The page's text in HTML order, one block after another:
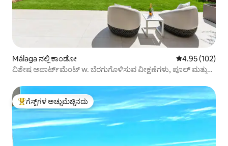
Málaga ನಲ್ಲಿ ಕಾಂಡೋ 5 ರಲ್ಲಿ 4.95
4.95 (102)
ವಿಶೇಷ ಅಪಾರ್ಟ್‌ಮೆಂಟ್ w. ಬೆರಗುಗೊಳಿಸುವ ವೀಕ್ಷಣೆಗಳು, ಪೂಲ್ ಮತ್ತು
ಗೆಸ್ಟ್‌ಗಳಿಗೆ ಅತಿ ಹೆಚ್ಚು ಅಚ್ಚುಮೆಚ್ಚಿನದು
ಗೆಸ್ಟ್‌ಗಳ ಅಚ್ಚುಮೆಚ್ಚಿನದು